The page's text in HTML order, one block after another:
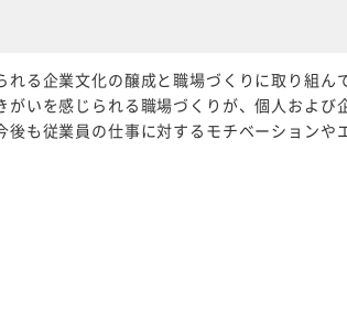
る企業文化の醸成と職場づくりに取り組ん
いを感じられる職場づくりが、個人および
も従業員の仕事に対するモチベーションや